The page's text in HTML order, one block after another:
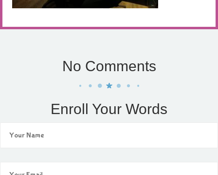
No Comments
Enroll Your Words